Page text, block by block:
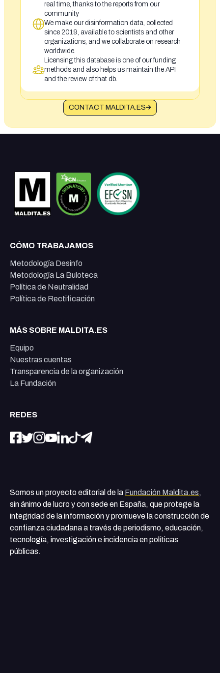
real time, thanks to the reports from our
community
We make our disinformation data, collected
since 2019, available to scientists and other
organizations, and we collaborate on research
worldwide.
Licensing this database is one of our funding
methods and also helps us maintain the API
and the review of that db.
CONTACT MALDITA.ES
CÓMO TRABAJAMOS
Metodología Desinfo
Metodología La Buloteca
Política de Neutralidad
Política de Rectificación
MÁS SOBRE MALDITA.ES
Equipo
Nuestras cuentas
Transparencia de la organización
La Fundación
REDES
Somos un proyecto editorial de la Fundación Maldita.es,
sin ánimo de lucro y con sede en España, que protege la
integridad de la información y promueve la construcción de
confianza ciudadana a través de periodismo, educación,
tecnología, investigación e incidencia en políticas
públicas.